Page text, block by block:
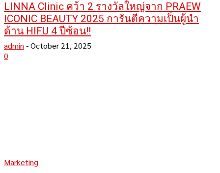
LINNA Clinic คว้า 2 รางวัลใหญ่จาก PRAEW
ICONIC BEAUTY 2025 การันตีความเป็นผู้นำ
ด้าน HIFU 4 ปีซ้อน!!
admin -October 21, 2025
0
Marketing